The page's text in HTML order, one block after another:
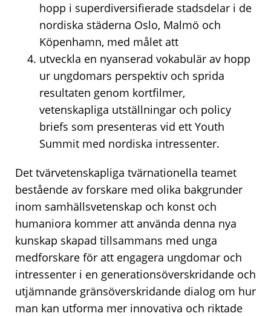
hopp i superdiversifierade stadsdelar i de
nordiska städerna Oslo, Malmö och
Köpenhamn, med målet att
utveckla en nyanserad vokabulär av hopp
ur ungdomars perspektiv och sprida
resultaten genom kortfilmer,
vetenskapliga utställningar och policy
briefs som presenteras vid ett Youth
Summit med nordiska intressenter.
Det tvärvetenskapliga tvärnationella teamet
bestående av forskare med olika bakgrunder
inom samhällsvetenskap och konst och
humaniora kommer att använda denna nya
kunskap skapad tillsammans med unga
medforskare för att engagera ungdomar och
intressenter i en generationsöverskridande och
utjämnande gränsöverskridande dialog om hur
man kan utforma mer innovativa och riktade